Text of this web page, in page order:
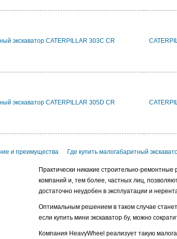
экскаватор CATERPILLAR 303C CR
экскаватор CATERPILLAR 305D CR
и преимущества Где купить малогабаритный
Практически никакие строительно-ремонтные
компаний и, тем более, частных лиц,
достаточно неудобен в эксплуатации и
Оптимальным решением в таком случае
если купить мини экскаватор бу, можно
Компания HeavyWheel реализует такую